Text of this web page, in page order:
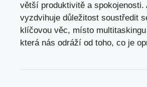
větší produktivitě a spokojenosti.
vyzdvihuje důležitost soustředit
klíčovou věc, místo
která nás odráží od toho, co je